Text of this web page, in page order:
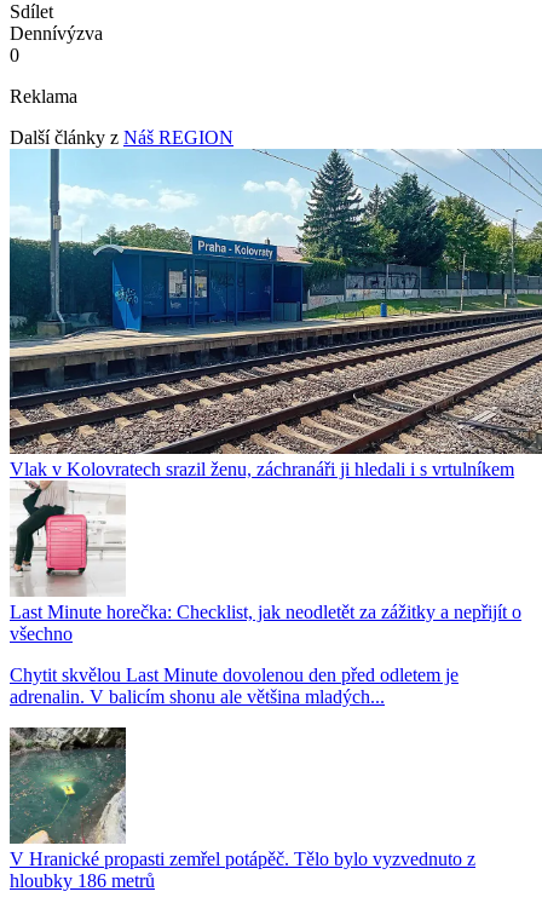
Sdílet
Dennívýzva
0
Reklama
Další články z Náš REGION
Vlak v Kolovratech srazil ženu, záchranáři ji hledali i s vrtulníkem
Last Minute horečka: Checklist, jak neodletět za zážitky a nepřijít o
všechno
Chytit skvělou Last Minute dovolenou den před odletem je
adrenalin. V balicím shonu ale většina mladých...
V Hranické propasti zemřel potápěč. Tělo bylo vyzvednuto z
hloubky 186 metrů